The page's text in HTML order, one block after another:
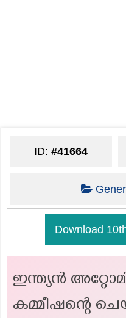
ID:#41664
Download
ഇന്ത്യൻ
കമ്മീഷന്റെ